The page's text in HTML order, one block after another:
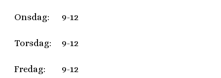
Onsdag: 9-12
Torsdag: 9-12
Fredag: 9-12